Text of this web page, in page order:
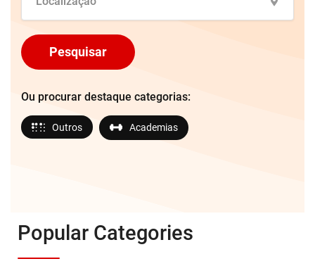
Pesquisar
Ou procurar destaque categorias:
Outros Academias
Popular Categories